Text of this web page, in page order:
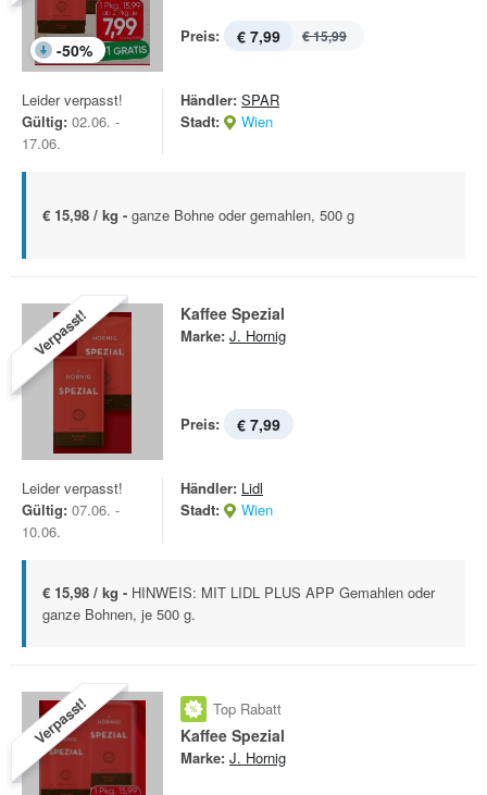
-50%
Preis: € 7,99 € 15,99
Leider verpasst!
Gültig: 02.06. -
17.06.
Händler: SPAR
Stadt:
Wien
€ 15,98 / kg - ganze Bohne oder gemahlen, 500 g
Verpasst! Kaffee Spezial
Marke: J. Hornig
Preis: € 7,99
Leider verpasst!
Gültig: 07.06. -
10.06.
Händler: Lidl
Stadt:
Wien
€ 15,98 / kg - HINWEIS: MIT LIDL PLUS APP Gemahlen oder
ganze Bohnen, je 500 g.
Verpasst! Top Rabatt
Kaffee Spezial
Marke: J. Hornig